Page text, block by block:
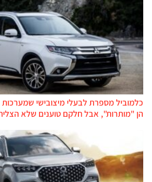
מספרת לבעלי מיצובישי שמערכות
"מותרות", אבל חלקם טוענים שלא הצליחו